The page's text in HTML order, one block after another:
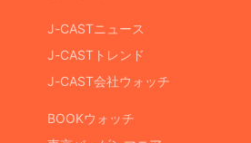
J-CASTニュース
J-CASTトレンド
J-CAST会社ウォッチ
BOOKウォッチ